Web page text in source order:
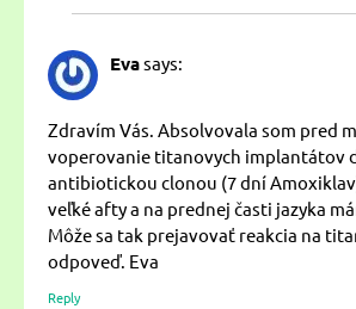
Evasays:
Zdravím Vás. Absolvovala som pred
voperovanie titanovych implantátov
antibiotickou clonou (7 dní
veľké afty a na prednej časti jazyka
Môže sa tak prejavovať reakcia na
odpoveď. Eva
Reply